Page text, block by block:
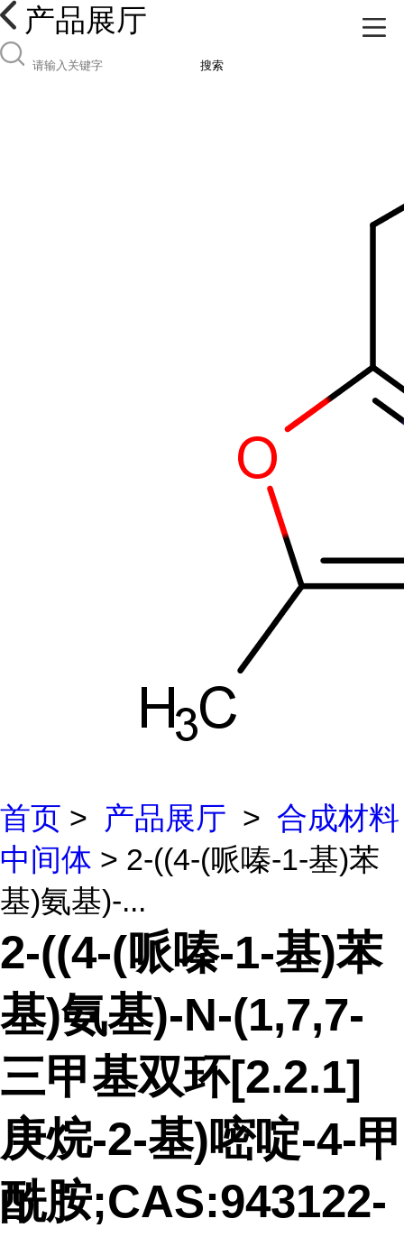
产品展厅
搜索
首页 > 产品展厅 > 合成材料
中间体 > 2-((4-(哌嗪-1-基)苯
基)氨基)-...
2-((4-(哌嗪-1-基)苯
基)氨基)-N-(1,7,7-
三甲基双环[2.2.1]
庚烷-2-基)嘧啶-4-甲
酰胺;CAS:943122-